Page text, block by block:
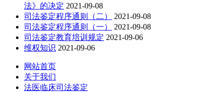
法》的决定 2021-09-08
司法鉴定程序通则（二）
2021-09-08
司法鉴定程序通则（一）
2021-09-08
司法鉴定教育培训规定 2021-09-06
维权知识 2021-09-06
网站首页
关于我们
法医临床司法鉴定